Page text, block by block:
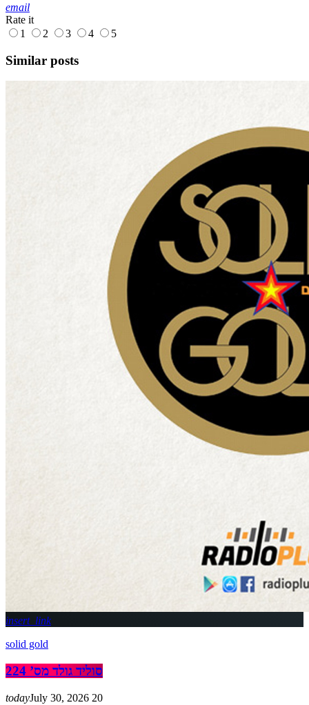
email
Rate it
1
2 3 4 5
Similar posts
insert_link
solid gold
סוליד גולד מס’ 224
todayJuly 30, 2026 20